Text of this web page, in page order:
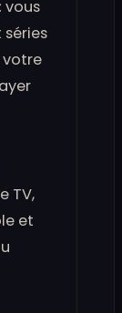
vous
votre
TV,
et